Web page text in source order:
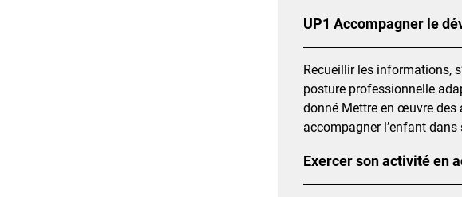
UP1 Accompagner le
Recueillir les informations,
posture professionnelle
donné Mettre en œuvre des
accompagner l’enfant
Exercer son activité en